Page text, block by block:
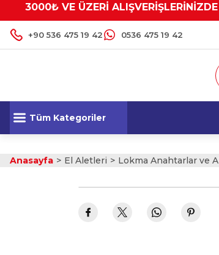
3000₺ VE ÜZERİ
+90 536 475 19 42 0536 475 19 42
Tüm Kategoriler
Anasayfa El Aletleri Lokma Anahtarlar ve